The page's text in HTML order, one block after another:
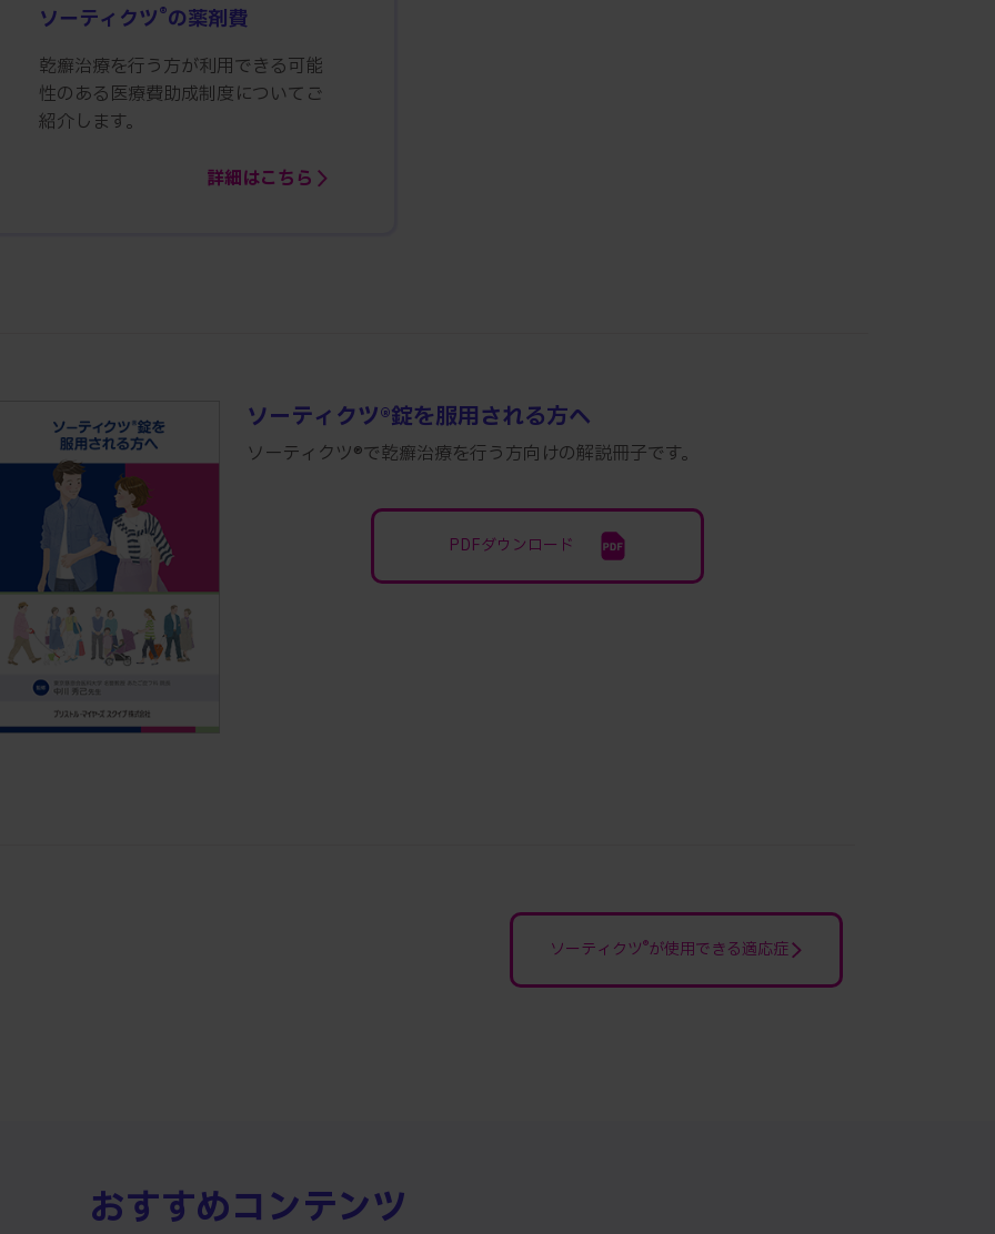
ソーティクツ®の薬剤費
乾癬治療を行う方が利用できる可能
性のある医療費助成制度についてご
紹介します。
詳細はこちら
ソーティクツ®錠を服用される方へ
ソーティクツ®で乾癬治療を行う方向けの解説冊子です。
PDFダウンロード
ソーティクツ®が使用できる適応症
おすすめコンテンツ